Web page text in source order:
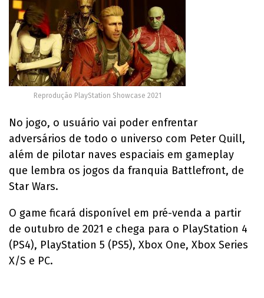
Reprodução PlayStation Showcase 2021
No jogo, o usuário vai poder enfrentar
adversários de todo o universo com Peter Quill,
além de pilotar naves espaciais em gameplay
que lembra os jogos da franquia Battlefront, de
Star Wars.
O game ficará disponível em pré-venda a partir
de outubro de 2021 e chega para o PlayStation 4
(PS4), PlayStation 5 (PS5), Xbox One, Xbox Series
X/S e PC.